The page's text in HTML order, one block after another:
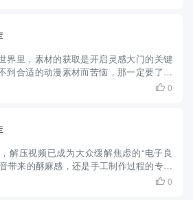
界里，素材的获取是开启灵感大门的关键
到合适的动漫素材而苦恼，那一定要了解
漫视频创作者的“素材乌托邦”，能全方位
 0
解压视频已成为大众缓解焦虑的“电子良
带来的酥麻感，还是手工制作过程的专注
为创作基石。今天为大家深度测评国内解
 0